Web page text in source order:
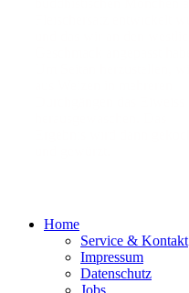
Home
Service & Kontakt
Impressum
Datenschutz